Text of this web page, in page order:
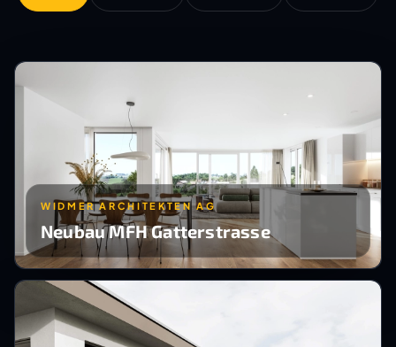
WIDMER ARCHITEKTEN AG
Neubau MFH Gatterstrasse